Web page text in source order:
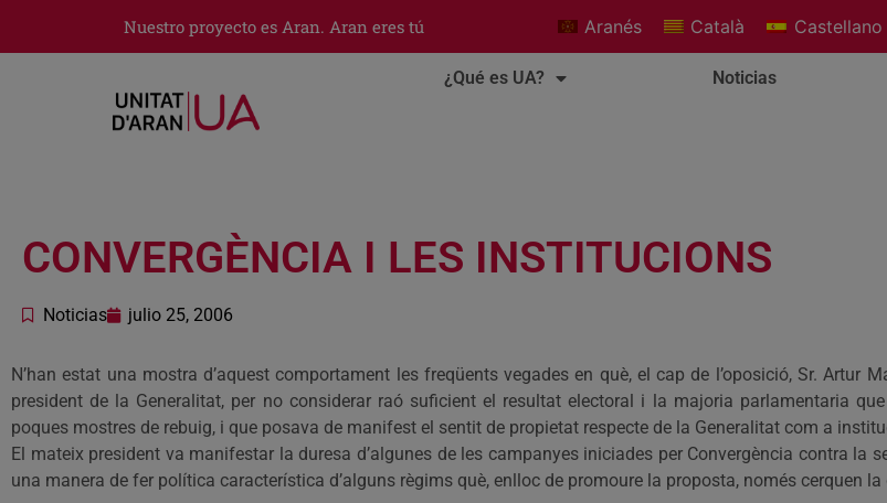
Nuestro proyecto es Aran. Aran eres tú Aranés Català Castellano
¿Qué es UA? Noticias
CONVERGÈNCIA I LES INSTITUCIONS
Noticias julio 25, 2006
N’han estat una mostra d’aquest comportament les freqüents vegades en què, el cap de l’oposició, Sr. Artur
president de la Generalitat, per no considerar raó suficient el resultat electoral i la majoria parlamentaria
poques mostres de rebuig, i que posava de manifest el sentit de propietat respecte de la Generalitat com a
El mateix president va manifestar la duresa d’algunes de les campanyes iniciades per Convergència contra la
una manera de fer política característica d’alguns règims què, enlloc de promoure la proposta, només cerquen la